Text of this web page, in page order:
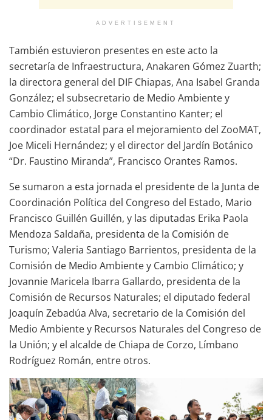
ADVERTISEMENT
También estuvieron presentes en este acto la
secretaría de Infraestructura, Anakaren Gómez Zuarth;
la directora general del DIF Chiapas, Ana Isabel Granda
González; el subsecretario de Medio Ambiente y
Cambio Climático, Jorge Constantino Kanter; el
coordinador estatal para el mejoramiento del ZooMAT,
Joe Miceli Hernández; y el director del Jardín Botánico
“Dr. Faustino Miranda”, Francisco Orantes Ramos.
Se sumaron a esta jornada el presidente de la Junta de
Coordinación Política del Congreso del Estado, Mario
Francisco Guillén Guillén, y las diputadas Erika Paola
Mendoza Saldaña, presidenta de la Comisión de
Turismo; Valeria Santiago Barrientos, presidenta de la
Comisión de Medio Ambiente y Cambio Climático; y
Jovannie Maricela Ibarra Gallardo, presidenta de la
Comisión de Recursos Naturales; el diputado federal
Joaquín Zebadúa Alva, secretario de la Comisión del
Medio Ambiente y Recursos Naturales del Congreso de
la Unión; y el alcalde de Chiapa de Corzo, Límbano
Rodríguez Román, entre otros.